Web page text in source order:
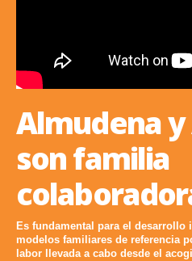
Almudena
son familia
Es fundamental para el desarrollo
modelos familiares de referencia
labor llevada a cabo desde el